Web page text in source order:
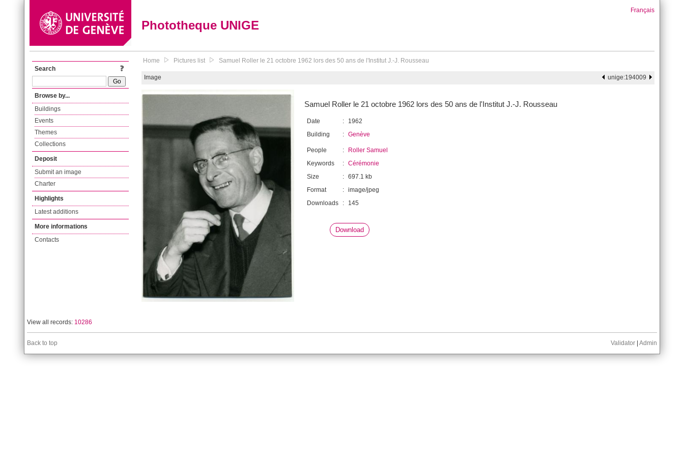
Phototheque UNIGE
Français
Search
Browse by...
Buildings
Events
Themes
Collections
Deposit
Submit an image
Charter
Highlights
Latest additions
More informations
Contacts
Home Pictures list Samuel Roller le 21 octobre 1962 lors des 50 ans de l'Institut J.-J. Rousseau
Image unige:194009
Samuel Roller le 21 octobre 1962 lors des 50 ans de l'Institut J.-J. Rousseau
Date :
1962
Building
: Genève
People :
Roller Samuel
Keywords
: Cérémonie
Size
: 697.1 kb
Format
: image/jpeg
Downloads
: 145
Download
View all records: 10286
Back to top Validator | Admin